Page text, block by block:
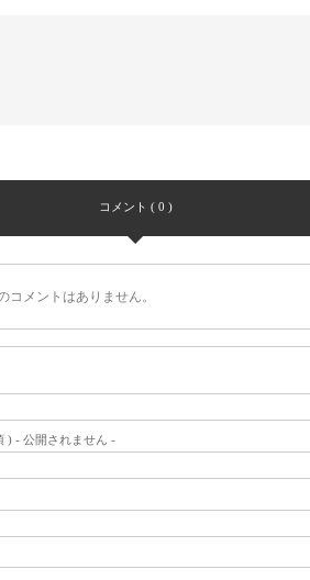
コメント ( 0 )
コメントはありません。
) - 公開されません -